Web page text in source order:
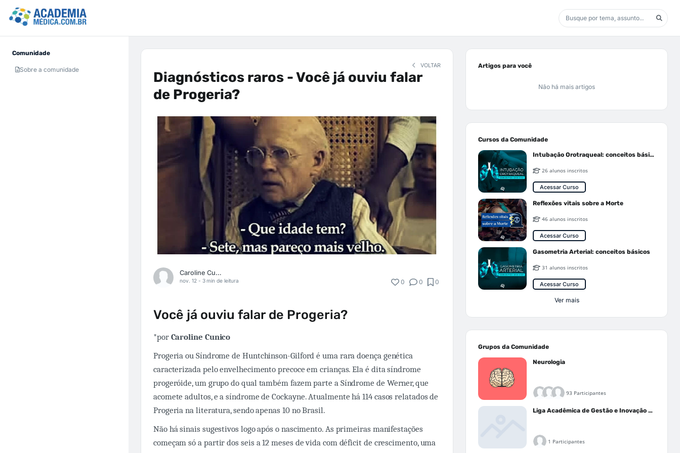
Comunidade
Sobre a comunidade
VOLTAR
Diagnósticos raros - Você já ouviu falar
de Progeria?
Caroline Cunico
nov. 12 - 3 min de leitura 0 0 0
Você já ouviu falar de Progeria?
*por Caroline Cunico
Progeria ou Síndrome de Huntchinson-Gilford é uma rara doença genética
caracterizada pelo envelhecimento precoce em crianças. Ela é dita síndrome
progeróide, um grupo do qual também fazem parte a Síndrome de Werner, que
acomete adultos, e a síndrome de Cockayne. Atualmente há 114 casos relatados de
Progeria na literatura, sendo apenas 10 no Brasil.
Não há sinais sugestivos logo após o nascimento. As primeiras manifestações
começam só a partir dos seis a 12 meses de vida com déficit de crescimento, uma
Artigos para você
Não há mais artigos
Cursos da Comunidade
Intubação Orotraqueal: conceitos básicos
26 alunos inscritos
Acessar Curso
Reflexões vitais sobre a Morte
46 alunos inscritos
Acessar Curso
Gasometria Arterial: conceitos básicos
31 alunos inscritos
Acessar Curso
Ver mais
Grupos da Comunidade
Neurologia
93 Participantes
Liga Acadêmica de Gestão e Inovação Médica - LAGIM
1 Participantes